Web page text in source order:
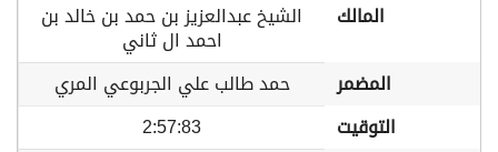
المالك
الشيخ عبدالعزيز بن حمد بن خالد بن
احمد ال ثاني
المضمر
حمد طالب علي الجربوعي المري
التوقيت
2:57:83